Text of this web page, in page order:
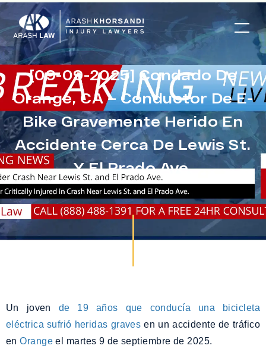
[09-09-2025] Condado De
Orange, CA – Conductor De E-
Bike Gravemente Herido En
Accidente Cerca De Lewis St.
Y El Prado Ave.
Un joven de 19 años que conducía una bicicleta
eléctrica sufrió heridas graves en un accidente de tráfico
enOrangeel martes 9 de septiembre de 2025.